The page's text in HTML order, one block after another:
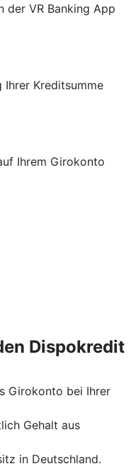
der VR Banking App
Ihrer Kreditsumme
Ihrem Girokonto
Dispokredit
Girokonto bei Ihrer
Gehalt aus
in Deutschland.